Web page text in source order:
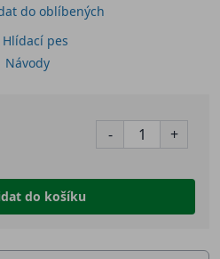
- +
do košíku
do oblíbených
Hlídací pes
Návody